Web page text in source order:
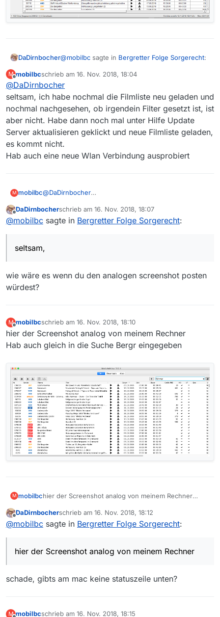
DaDirnbocher@mobilbc sagte in Bergretter Folge Sorgerecht:
Selbe Filmliste:
M
Offline
mobilbcschrieb am 16. Nov. 2018, 18:04
zuletzt editiert von
@DaDirnbocher
seltsam, ich habe nochmal die Filmliste neu geladen und
nochmal nachgesehen, ob irgendein Filter gesetzt ist, ist
aber nicht. Habe dann noch mal unter Hilfe Update
Server aktualisieren geklickt und neue Filmliste geladen,
es kommt nicht.
Hab auch eine neue Wlan Verbindung ausprobiert
M mobilbc@DaDirnbocher
und nochmal nachgesehen, ob irgendein Filter
gesetzt ist, ist aber nicht. Habe dann noch mal unter
Hab auch eine neue Wlan Verbindung ausprobiert
Offline
DaDirnbocherschrieb am 16. Nov. 2018, 18:07
zuletzt editiert von
@mobilbc sagte in Bergretter Folge Sorgerecht:
seltsam,
wie wäre es wenn du den analogen screenshot posten
würdest?
M
Offline
mobilbcschrieb am 16. Nov. 2018, 18:10
zuletzt editiert von
hier der Screenshot analog von meinem Rechner
Hab auch gleich in die Suche Bergr eingegeben
M mobilbchier der Screenshot analog von meinem Rechner
Offline
DaDirnbocherschrieb am 16. Nov. 2018, 18:12
zuletzt editiert von
@mobilbc sagte in Bergretter Folge Sorgerecht:
hier der Screenshot analog von meinem Rechner
schade, gibts am mac keine statuszeile unten?
M mobilbcschrieb am 16. Nov. 2018, 18:15